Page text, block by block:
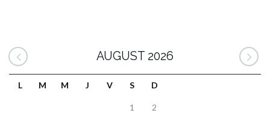
AUGUST 2026
L M M J V S D
1 2